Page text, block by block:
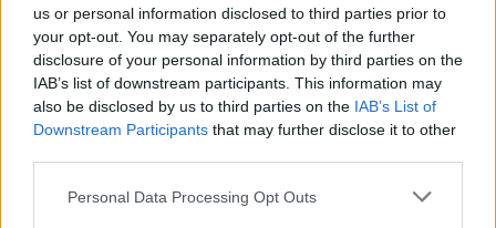
us or personal information disclosed to third parties prior to
your opt-out. You may separately opt-out of the further
disclosure of your personal information by third parties on the
IAB’s list of downstream participants. This information may
also be disclosed by us to third parties on the IAB’s List of
Downstream Participants that may further disclose it to other
Personal Data Processing Opt Outs
Ministro garante medidas para
valorizar a uva e aumentar
rendimento dos...